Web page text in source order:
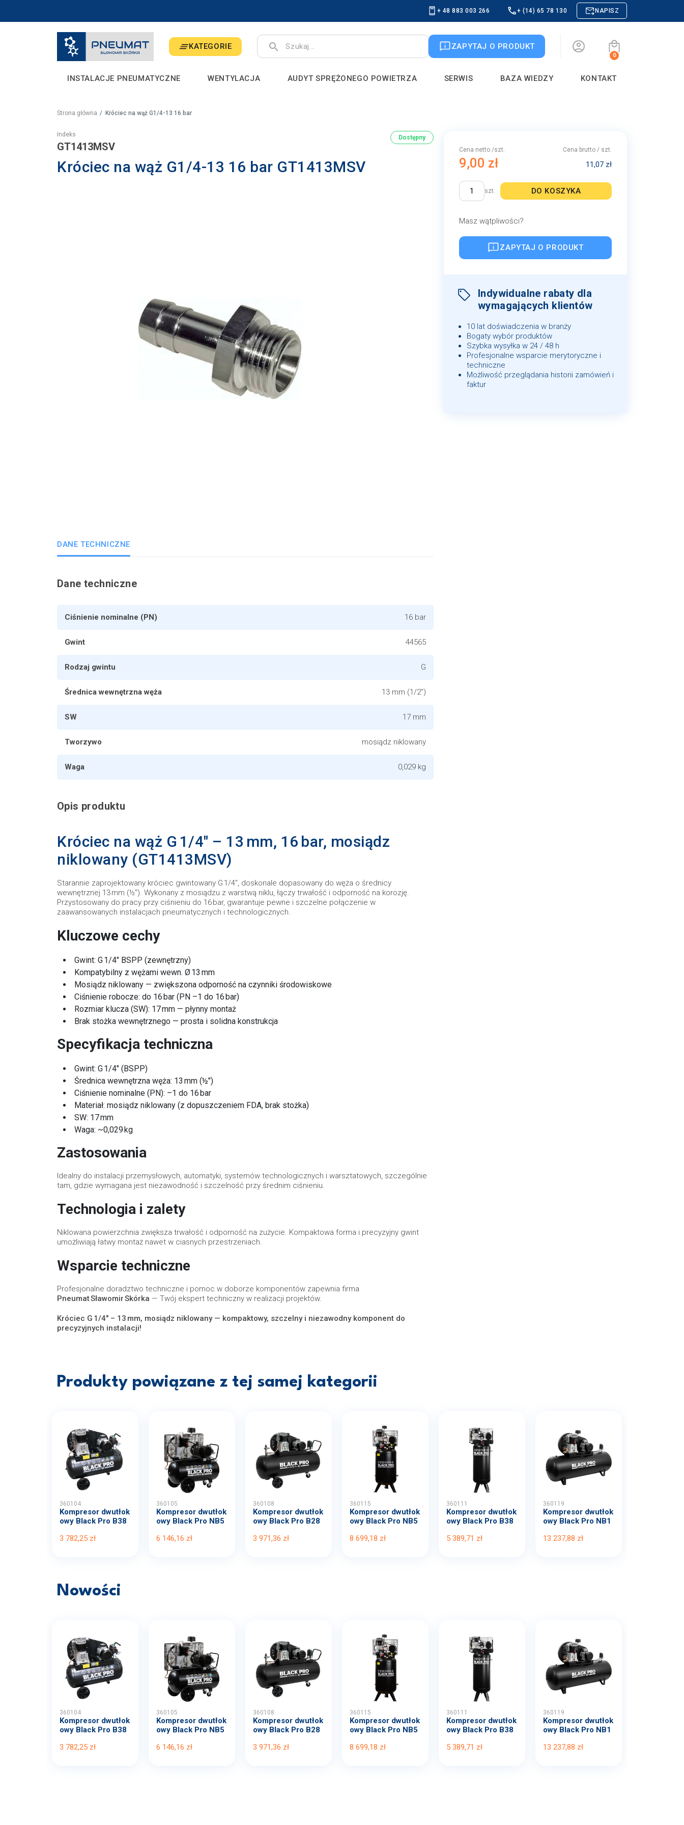
+ 48 883 003 266 + (14) 65 78 130 NAPISZ
search ZAPYTAJ O PRODUKT
0
INSTALACJE PNEUMATYCZNE WENTYLACJA AUDYT SPRĘŻONEGO POWIETRZA SERWIS BAZA WIEDZY KONTAKT
KATEGORIE
Strona główna Króciec na wąż G1/4-13 16 bar
Indeks
GT1413MSV
Dostępny
Króciec na wąż G1/4-13 16 bar GT1413MSV
DANE TECHNICZNE
Dane techniczne
Ciśnienie nominalne (PN) 16 bar
Gwint 44565
Rodzaj gwintu G
Średnica wewnętrzna węża 13 mm (1/2")
SW 17 mm
Tworzywo mosiądz niklowany
Waga 0,029 kg
Opis produktu
Króciec na wąż G 1/4" – 13 mm, 16 bar, mosiądz
niklowany (GT1413MSV)
Starannie zaprojektowany króciec gwintowany G 1/4", doskonale dopasowany do węża o średnicy
wewnętrznej 13 mm (½″). Wykonany z mosiądzu z warstwą niklu, łączy trwałość i odporność na korozję.
Przystosowany do pracy przy ciśnieniu do 16 bar, gwarantuje pewne i szczelne połączenie w
zaawansowanych instalacjach pneumatycznych i technologicznych.
Kluczowe cechy
Gwint: G 1/4″ BSPP (zewnętrzny)
Kompatybilny z wężami wewn. Ø 13 mm
Mosiądz niklowany — zwiększona odporność na czynniki środowiskowe
Ciśnienie robocze: do 16 bar (PN –1 do 16 bar)
Rozmiar klucza (SW): 17 mm — płynny montaż
Brak stożka wewnętrznego — prosta i solidna konstrukcja
Specyfikacja techniczna
Gwint: G 1/4″ (BSPP)
Średnica wewnętrzna węża: 13 mm (½″)
Ciśnienie nominalne (PN): –1 do 16 bar
Materiał: mosiądz niklowany (z dopuszczeniem FDA, brak stożka)
SW: 17 mm
Waga: ~0,029 kg
Zastosowania
Idealny do instalacji przemysłowych, automatyki, systemów technologicznych i warsztatowych, szczególnie
tam, gdzie wymagana jest niezawodność i szczelność przy średnim ciśnieniu.
Technologia i zalety
Niklowana powierzchnia zwiększa trwałość i odporność na zużycie. Kompaktowa forma i precyzyjny gwint
umożliwiają łatwy montaż nawet w ciasnych przestrzeniach.
Wsparcie techniczne
Profesjonalne doradztwo techniczne i pomoc w doborze komponentów zapewnia firma
Pneumat Sławomir Skórka — Twój ekspert techniczny w realizacji projektów.
Króciec G 1/4" – 13 mm, mosiądz niklowany — kompaktowy, szczelny i niezawodny komponent do
precyzyjnych instalacji!
Cena netto /szt.
9,00 zł
Cena brutto / szt.
11,07 zł
szt. DO KOSZYKA
Masz wątpliwości?
ZAPYTAJ O PRODUKT
Indywidualne rabaty dla
wymagających klientów
10 lat doświadczenia w branży
Bogaty wybór produktów
Szybka wysyłka w 24 / 48 h
Profesjonalne wsparcie merytoryczne i
techniczne
Możliwość przeglądania historii zamówień i
faktur
Produkty powiązane z tej samej kategorii
360104
Kompresor dwutłok
owy Black Pro B38
3 782,25 zł
360105
Kompresor dwutłok
owy Black Pro NB5
6 146,16 zł
360108
Kompresor dwutłok
owy Black Pro B28
3 971,36 zł
360115
Kompresor dwutłok
owy Black Pro NB5
8 699,18 zł
360111
Kompresor dwutłok
owy Black Pro B38
5 389,71 zł
360119
Kompresor dwutłok
owy Black Pro NB1
13 237,88 zł
Nowości
360104
Kompresor dwutłok
owy Black Pro B38
3 782,25 zł
360105
Kompresor dwutłok
owy Black Pro NB5
6 146,16 zł
360108
Kompresor dwutłok
owy Black Pro B28
3 971,36 zł
360115
Kompresor dwutłok
owy Black Pro NB5
8 699,18 zł
360111
Kompresor dwutłok
owy Black Pro B38
5 389,71 zł
360119
Kompresor dwutłok
owy Black Pro NB1
13 237,88 zł